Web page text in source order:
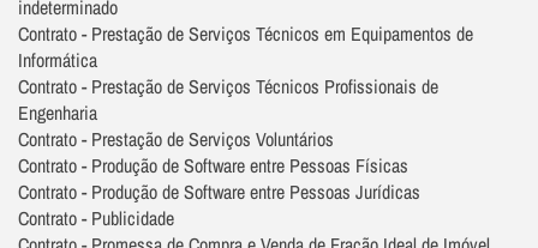
indeterminado
Contrato - Prestação de Serviços Técnicos em Equipamentos de
Informática
Contrato - Prestação de Serviços Técnicos Profissionais de
Engenharia
Contrato - Prestação de Serviços Voluntários
Contrato - Produção de Software entre Pessoas Físicas
Contrato - Produção de Software entre Pessoas Jurídicas
Contrato - Publicidade